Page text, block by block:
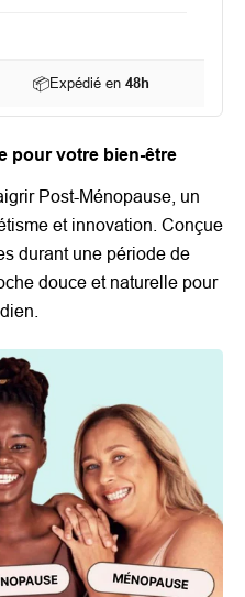
📦Expédié en48h
pour votre bien-être
Post-Ménopause, un
et innovation. Conçue
durant une période de
douce et naturelle pour